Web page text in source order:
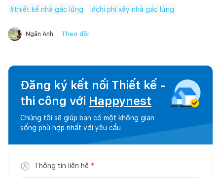
#thiết kế nhà gác lửng #chi phí xây nhà gác lửng
Ngân Anh Theo dõi
Đăng ký kết nối Thiết kế -
thi công với Happynest
Chúng tôi sẽ giúp bạn có một không gian
sống phù hợp nhất với yêu cầu
Thông tin liên hệ *